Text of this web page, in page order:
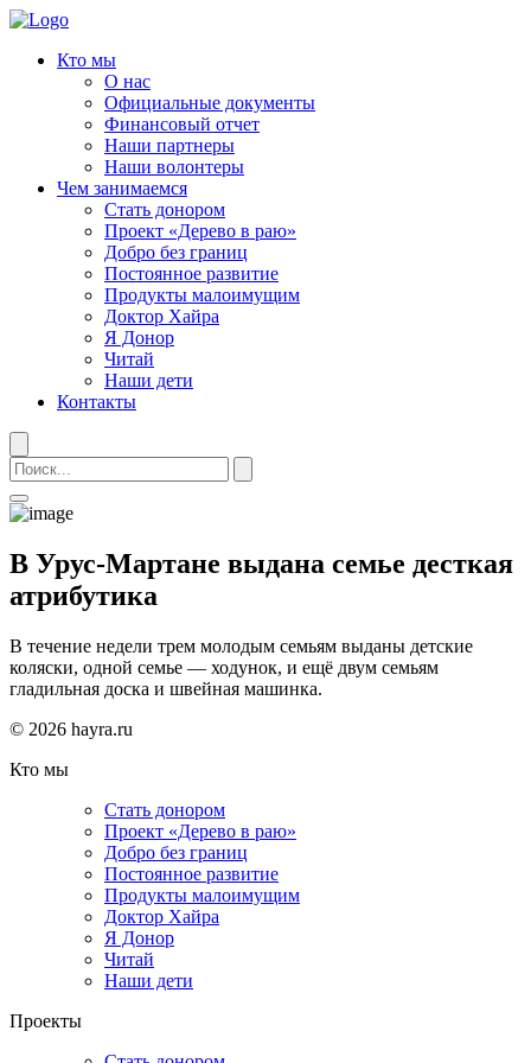
Кто мы
О нас
Официальные документы
Финансовый отчет
Наши партнеры
Наши волонтеры
Чем занимаемся
Стать донором
Проект «Дерево в раю»
Добро без границ
Постоянное развитие
Продукты малоимущим
Доктор Хайра
Я Донор
Читай
Наши дети
Контакты
В Урус-Мартане выдана семье десткая
атрибутика
В течение недели трем молодым семьям выданы детские
коляски, одной семье — ходунок, и ещё двум семьям
гладильная доска и швейная машинка.
© 2026 hayra.ru
Кто мы
Стать донором
Проект «Дерево в раю»
Добро без границ
Постоянное развитие
Продукты малоимущим
Доктор Хайра
Я Донор
Читай
Наши дети
Проекты